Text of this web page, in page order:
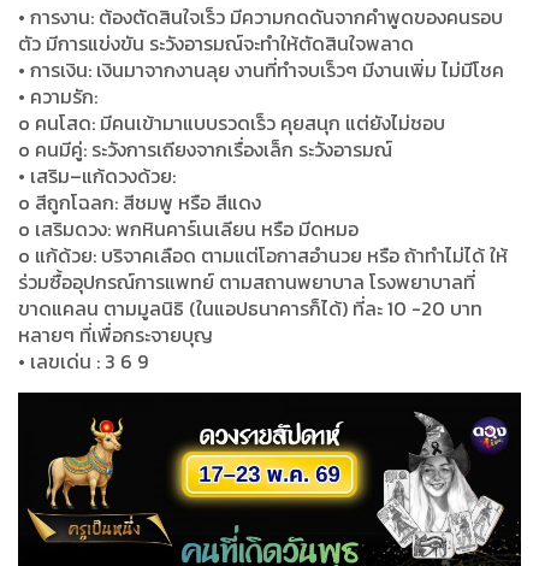
• การงาน: ต้องตัดสินใจเร็ว มีความกดดันจากคำพูดของคนรอบ
ตัว มีการแข่งขัน ระวังอารมณ์จะทำให้ตัดสินใจพลาด
• การเงิน: เงินมาจากงานลุย งานที่ทำจบเร็วๆ มีงานเพิ่ม ไม่มีโชค
• ความรัก:
o คนโสด: มีคนเข้ามาแบบรวดเร็ว คุยสนุก แต่ยังไม่ชอบ
o คนมีคู่: ระวังการเถียงจากเรื่องเล็ก ระวังอารมณ์
• เสริม–แก้ดวงด้วย:
o สีถูกโฉลก: สีชมพู หรือ สีแดง
o เสริมดวง: พกหินคาร์เนเลียน หรือ มีดหมอ
o แก้ด้วย: บริจาคเลือด ตามแต่โอกาสอำนวย หรือ ถ้าทำไม่ได้ ให้
ร่วมซื้ออุปกรณ์การแพทย์ ตามสถานพยาบาล โรงพยาบาลที่
ขาดแคลน ตามมูลนิธิ (ในแอปธนาคารก็ได้) ที่ละ 10 -20 บาท
หลายๆ ที่เพื่อกระจายบุญ
• เลขเด่น : 3 6 9